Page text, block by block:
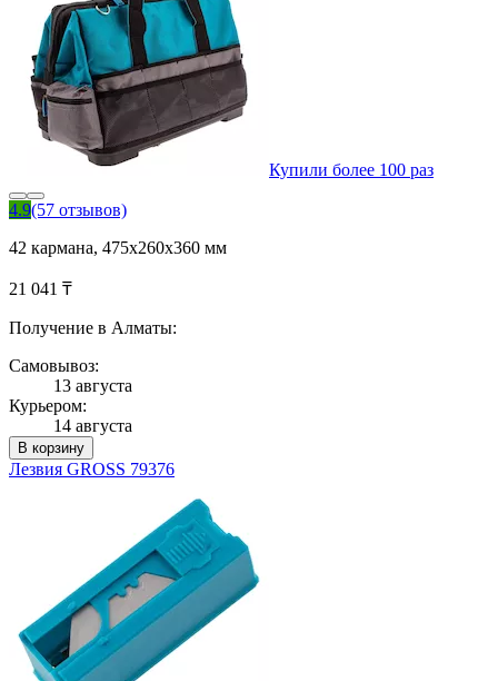
Купили более 100 раз
4.9(57 отзывов)
42 кармана, 475х260х360 мм
21 041 ₸
Получение в Алматы:
Самовывоз:
13 августа
Курьером:
14 августа
В корзину
Лезвия GROSS 79376